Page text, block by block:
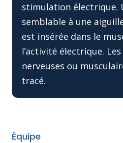
stimulation électrique.
semblable à une
est insérée dans le
l’activité électrique.
nerveuses ou
tracé.
Équipe